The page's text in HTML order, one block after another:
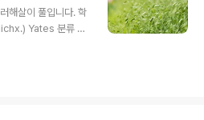
하는 것이 좋습니다.
풀), 수크령은 狼
니다. 학명 Penniset
해살이 풀입니다. 학
Yates 분류 식
리, 납작보리사초,